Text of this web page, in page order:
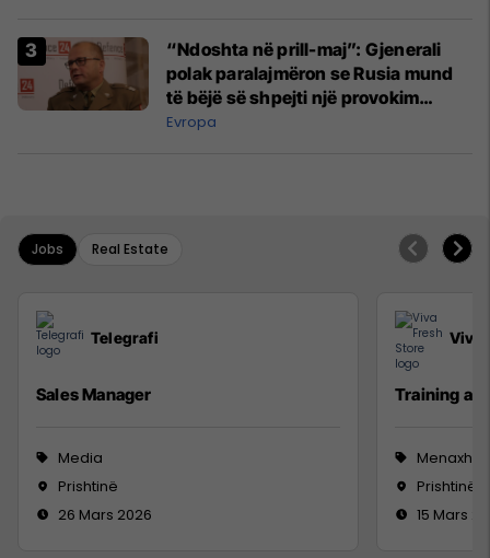
“Ndoshta në prill-maj”: Gjenerali
polak paralajmëron se Rusia mund
të bëjë së shpejti një provokim
kundër një vendi të NATO-s
Evropa
Jobs Real Estate
Telegrafi
Sales Manager
Media
Prishtinë
26 Mars 2026
Viva
Training
Prishtinë
15 Mars